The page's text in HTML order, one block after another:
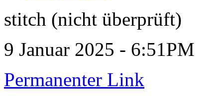
stitch (nicht überprüft)
9 Januar 2025 - 6:51PM
Permanenter Link